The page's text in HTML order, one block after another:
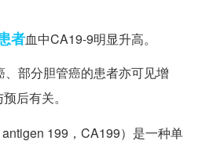
者血中CA19-9明显升高。
部分胆管癌的患者亦可见增
后有关。
199，CA199）是一种单